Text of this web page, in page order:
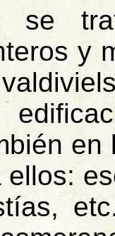
se
y
ellos: